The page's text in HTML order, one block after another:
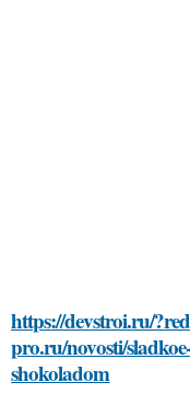
https://devstroi.ru/
pro.ru/novosti/
shokoladom